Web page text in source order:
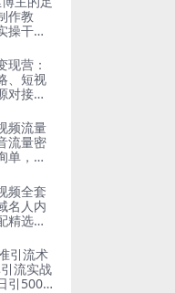
作教
操干
家
现营：
、短视
对接，
频流量
流量密
单，条
频全套
名人内
精选独
引流术
流实战
引500